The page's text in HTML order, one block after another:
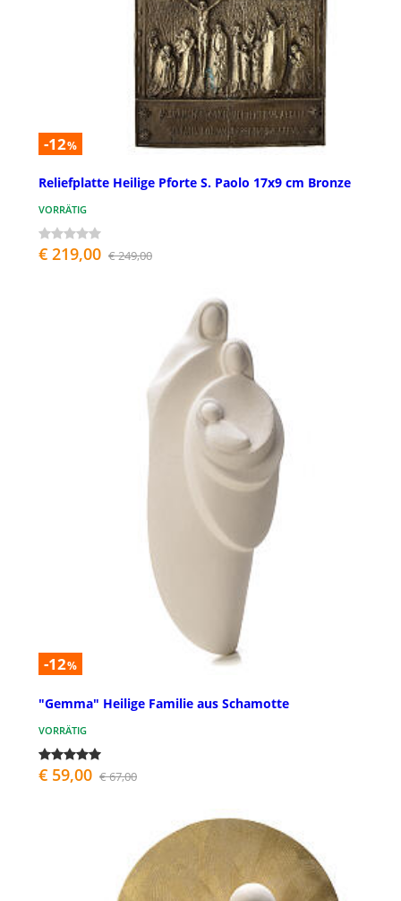
-12%
Reliefplatte Heilige Pforte S. Paolo 17x9 cm Bronze
VORRÄTIG
€ 219,00 € 249,00
-12%
"Gemma" Heilige Familie aus Schamotte
VORRÄTIG
€ 59,00 € 67,00